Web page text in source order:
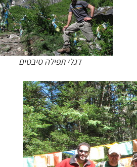
דגלי תפילה טיבטים